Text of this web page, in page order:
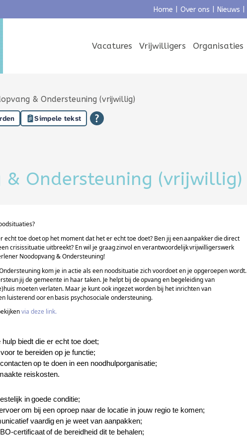
Home Over ons Nieuws
Vacatures Vrijwilligers Organisaties
& Ondersteuning (vrijwillig)
Simpele tekst
& Ondersteuning (vrijwillig)
echt toe doet op het moment dat het er echt toe doet? Ben jij eenaanpakkerdie direct
crisissituatie uitbreekt? En wil je graag zinvol en verantwoordelijk vrijwilligerswerk
Noodopvang & Ondersteuning!
kom je in actie als een noodsituatie zich voordoet en je opgeroepen wordt.
jij de gemeente in haar taken. Je helpt bij de opvang en begeleiding van
moeten verlaten. Maar je kunt ook ingezet worden bij het inrichten van
luisterend oor en basis psychosociale ondersteuning.
via deze link.
biedt die er echt toe doet;
te bereiden op je functie;
op te doen in een noodhulporganisatie;
reiskosten.
in goede conditie;
om bij een oproep naar de locatie in jouw regio te komen;
vaardig en je weet van aanpakken;
certificaat of de bereidheid dit te behalen;